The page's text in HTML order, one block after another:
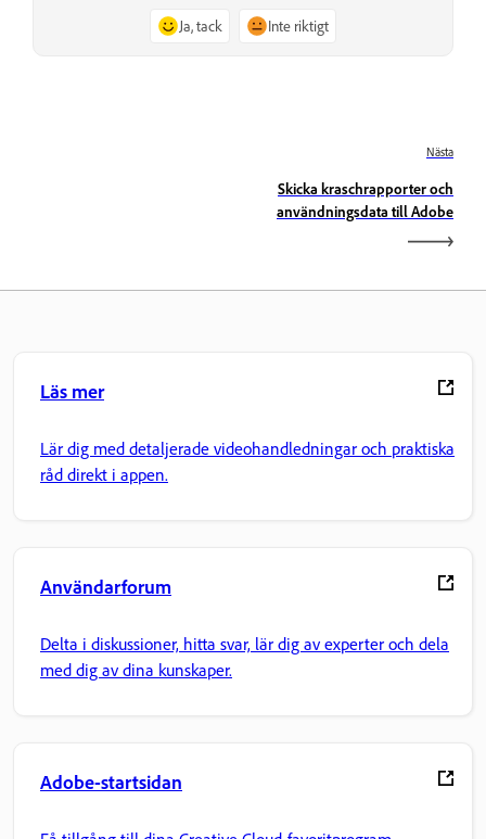
Ja, tack Inte riktigt
Nästa
Skicka kraschrapporter och
användningsdata till Adobe
Läs mer
Lär dig med detaljerade videohandledningar och praktiska
råd direkt i appen.
Användarforum
Delta i diskussioner, hitta svar, lär dig av experter och dela
med dig av dina kunskaper.
Adobe-startsidan